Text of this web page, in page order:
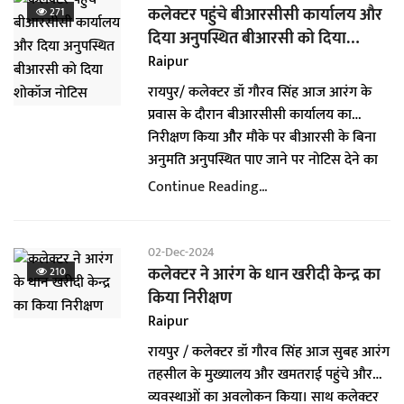
करवाया। इसके लिए आयोजक मंडल द्वारा खुशी
व्यक्त की गई।
निर्देश दिए कि इन्हें नियमानुसार योजना का लाभ
दिया जाए। तहसील और एसडीएम कार्यालय
निरीक्षण के दौरान कोर्ट में गए और पुराने प्रकरणों
की जानकारी लेते हुए समय पर निराकरण करने
कहा। इस अवसर पर जिला पंचायत के मुख्य
कार्यपालन अधिकारी श्री विश्वदीप, सीएमएचओ
श्री मिथिलेश चौधरी, जिला शिक्षा अधिकारी श्री
विजय खंडेलवाल, एसडीएम श्री पुष्पेन्द्र शर्मा,
तहसीलदार श्रीमती सीता शुक्ला सहित अन्य
271
कलेक्टर पहुंचे बीआरसीसी कार्यालय और
दिया अनुपस्थित बीआरसी को दिया
शोकॉज नोटिस
Raipur
रायपुर/ कलेक्टर डॉ गौरव सिंह आज आरंग के
प्रवास के दौरान बीआरसीसी कार्यालय का
निरीक्षण किया औैर मौके पर बीआरसी के बिना
अनुमति अनुपस्थित पाए जाने पर नोटिस देने का
निर्देश दिए। उन्होंने कार्यालय के हर कमरों का
सामान के रिकार्ड की जानकारी ली और अध्ययन
सामाग्री को बच्चों के मध्य वितरित करने के निर्देश
दिए। इस अवसर पर जिला पंचायत के मुख्य
कार्यपालन अधिकारी श्री विश्वदीप, सीएमएचओ
श्री मिथिलेश चौधरी, जिला शिक्षा अधिकारी श्री
विजय खंडेलवाल, एसडीएम श्री पुष्पेन्द्र शर्मा,
तहसीलदार श्रीमती सीता शुक्ला सहित अन्य
Continue Reading...
210
02-Dec-2024
कलेक्टर ने आरंग के धान खरीदी केन्द्र का
किया निरीक्षण
Raipur
रायपुर / कलेक्टर डॉ गौरव सिंह आज सुबह आरंग
तहसील के मुख्यालय और खमतराई पहुंचे और
व्यवस्थाओं का अवलोकन किया। साथ कलेक्टर